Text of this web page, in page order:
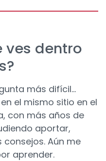
ves dentro
más difícil...
el mismo sitio en el
con más años de
aportar,
consejos. Aún me
aprender.